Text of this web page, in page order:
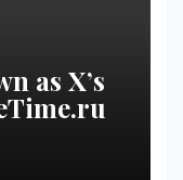
as X’s